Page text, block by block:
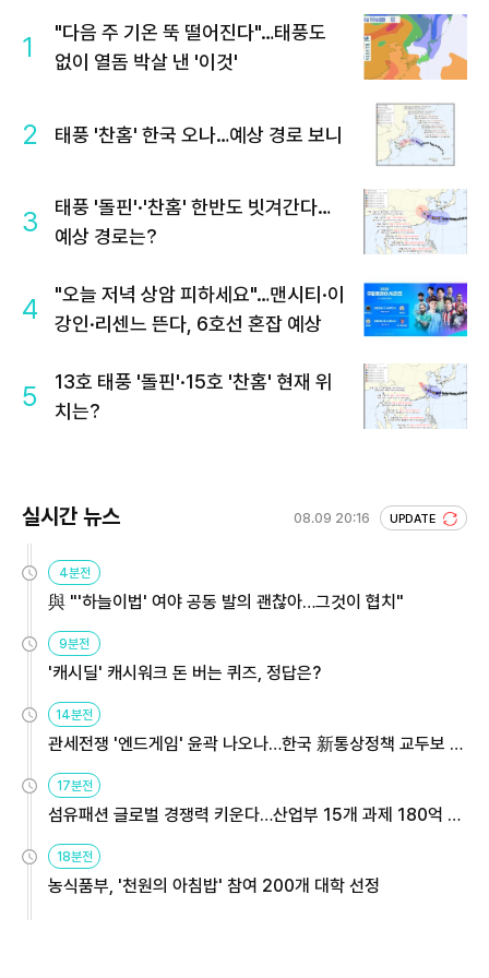
1
"다음 주 기온 뚝 떨어진다"…태풍도
없이 열돔 박살 낸 '이것'
2 태풍 '찬홈' 한국 오나…예상 경로 보니
3
태풍 '돌핀'·'찬홈' 한반도 빗겨간다…
예상 경로는?
4
"오늘 저녁 상암 피하세요"…맨시티·이
강인·리센느 뜬다, 6호선 혼잡 예상
5
13호 태풍 '돌핀'·15호 '찬홈' 현재 위
치는?
실시간 뉴스 08.09 20:16 UPDATE
4분전
與 "'하늘이법' 여야 공동 발의 괜찮아…그것이 협치"
9분전
'캐시딜' 캐시워크 돈 버는 퀴즈, 정답은?
14분전
관세전쟁 '엔드게임' 윤곽 나오나…한국 新통상정책 교두보 활
용해야
17분전
섬유패션 글로벌 경쟁력 키운다…산업부 15개 과제 180억 지
원
18분전
농식품부, '천원의 아침밥' 참여 200개 대학 선정